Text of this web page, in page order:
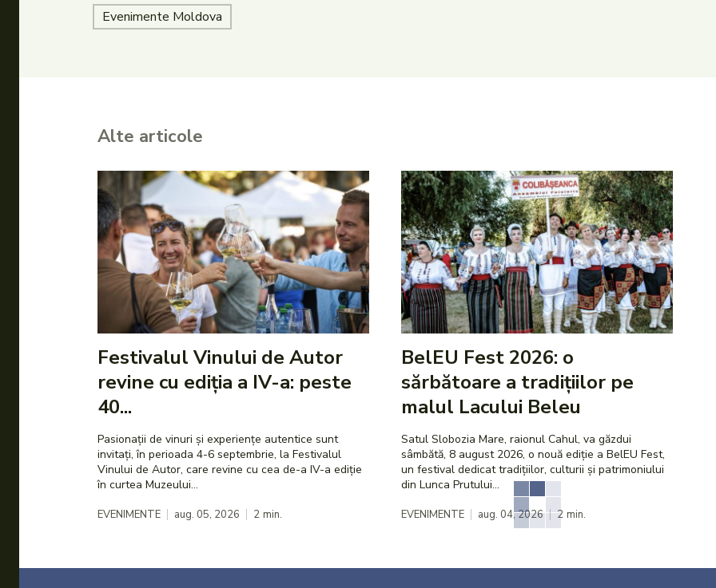
Evenimente Moldova
Alte articole
Festivalul Vinului de Autor
revine cu ediția a IV-a: peste
40...
Pasionații de vinuri și experiențe autentice sunt
invitați, în perioada 4-6 septembrie, la Festivalul
Vinului de Autor, care revine cu cea de-a IV-a ediție
în curtea Muzeului...
EVENIMENTE aug. 05, 2026 2 min.
BelEU Fest 2026: o
sărbătoare a tradițiilor pe
malul Lacului Beleu
Satul Slobozia Mare, raionul Cahul, va găzdui
sâmbătă, 8 august 2026, o nouă ediție a BelEU Fest,
un festival dedicat tradițiilor, culturii și patrimoniului
din Lunca Prutului...
EVENIMENTE aug. 04, 2026 2 min.